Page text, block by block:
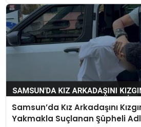
Samsun’da Kız Arkadaşını
Yakmakla Suçlanan Şüpheli